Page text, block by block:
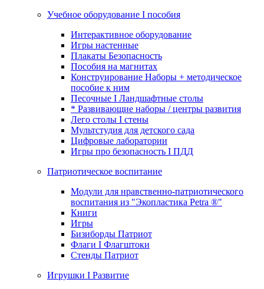
Учебное оборудование I пособия
Интерактивное оборудование
Игры настенные
Плакаты Безопасность
Пособия на магнитах
Конструирование Наборы + методическое
пособие к ним
Песочные I Ландшафтные столы
* Развивающие наборы / центры развития
Лего столы I стены
Мультстудия для детского сада
Цифровые лаборатории
Игры про безопасность I ПДД
Патриотическое воспитание
Модули для нравственно-патриотического
воспитания из "Экопластика Petra ®"
Книги
Игры
Бизиборды Патриот
Флаги I Флагштоки
Стенды Патриот
Игрушки I Развитие